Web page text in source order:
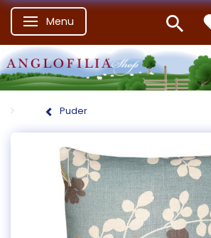
Skifte navigation
Menu
Puder